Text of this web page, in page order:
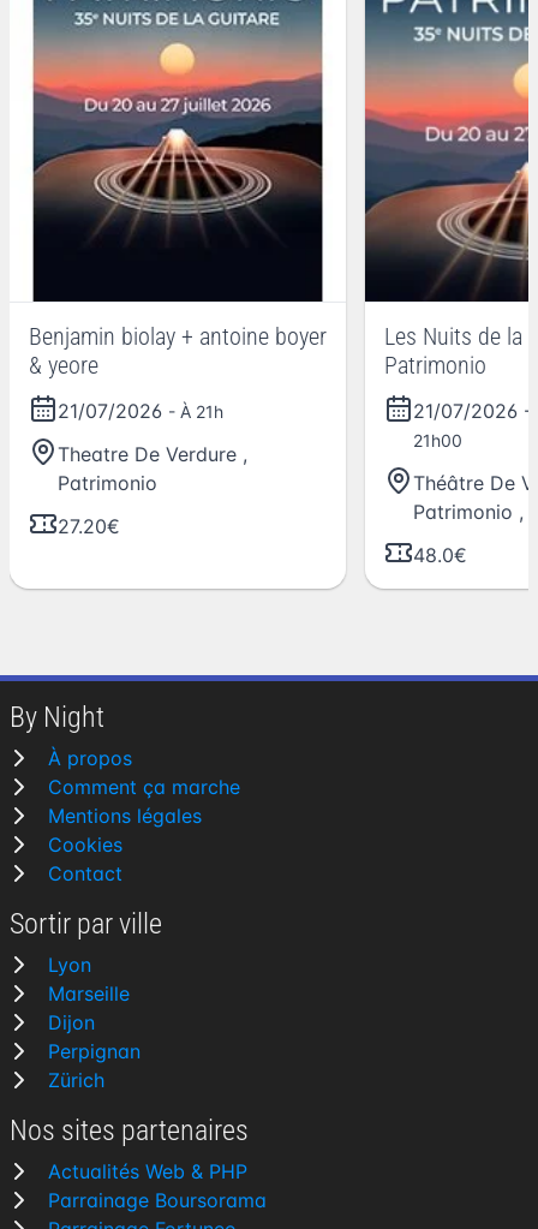
Benjamin biolay + antoine boyer
& yeore
21/07/2026 - À 21h
Theatre De Verdure ,
Patrimonio
27.20€
Les Nuits de la
Patrimonio
21/07/2026 -
21h00
Théâtre De
Patrimonio ,
48.0€
By Night
À propos
Comment ça marche
Mentions légales
Cookies
Contact
Sortir par ville
Lyon
Marseille
Dijon
Perpignan
Zürich
Nos sites partenaires
Actualités Web & PHP
Parrainage Boursorama